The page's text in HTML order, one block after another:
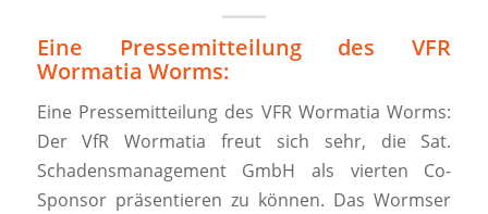
Eine Pressemitteilung des VFR
Wormatia Worms:
Eine Pressemitteilung des VFR Wormatia Worms:
Der VfR Wormatia freut sich sehr, die Sat.
Schadensmanagement GmbH als vierten Co-
Sponsor präsentieren zu können. Das Wormser